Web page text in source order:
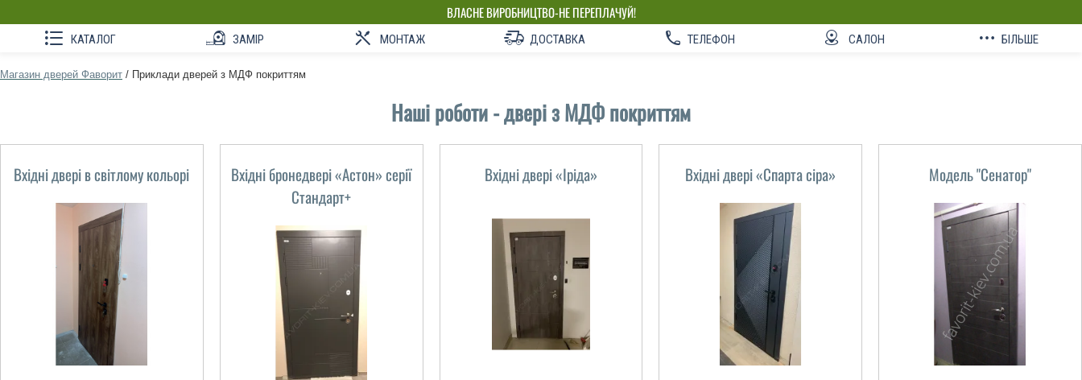
ВЛАСНЕ ВИРОБНИЦТВО-НЕ ПЕРЕПЛАЧУЙ!
КАТАЛОГ ЗАМІР МОНТАЖ ДОСТАВКА ТЕЛЕФОН САЛОН БІЛЬШЕ
Магазин дверей Фаворит / Приклади дверей з МДФ покриттям
Наші роботи - двері з МДФ покриттям
Вхідні двері в світлому кольорі
Вхідні бронедвері «Астон» серії
Стандарт+
Вхідні двері «Іріда» Вхідні двері «Спарта сіра» Модель "Сенатор"